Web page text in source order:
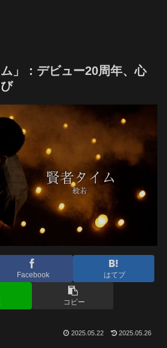
」：デビュー20周年、心
Facebook はてブ
コピー
2025.05.22 2025.05.26